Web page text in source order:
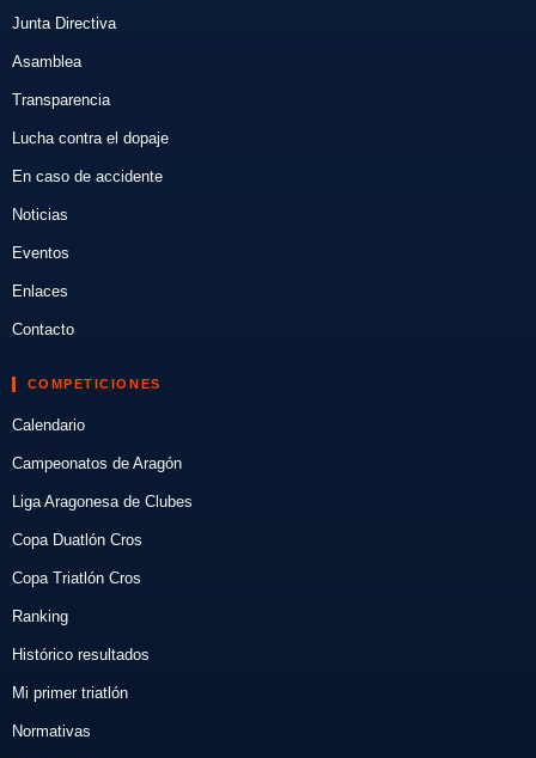
Junta Directiva
Asamblea
Transparencia
Lucha contra el dopaje
En caso de accidente
Noticias
Eventos
Enlaces
Contacto
COMPETICIONES
Calendario
Campeonatos de Aragón
Liga Aragonesa de Clubes
Copa Duatlón Cros
Copa Triatlón Cros
Ranking
Histórico resultados
Mi primer triatlón
Normativas